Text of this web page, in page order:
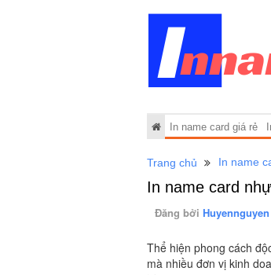
In name card giá rẻ
Trang chủ In name
In name card
Đăng bởi Huyennguyen
Thể hiện phong cách
mà nhiều đơn vị kinh